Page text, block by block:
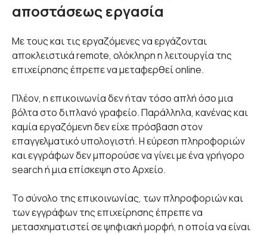
αποστάσεως εργασία
Με τους και τις εργαζόμενες να εργάζονται
αποκλειστικά remote, ολόκληρη η λειτουργία της
επιχείρησης έπρεπε να μεταφερθεί online.
Πλέον, η επικοινωνία δεν ήταν τόσο απλή όσο μια
βόλτα στο διπλανό γραφείο. Παράλληλα, κανένας και
καμία εργαζόμενη δεν είχε πρόσβαση στον
επαγγελματικό υπολογιστή. Η εύρεση πληροφοριών
και εγγράφων δεν μπορούσε να γίνει με ένα γρήγορο
search ή μια επίσκεψη στο Αρχείο.
Το σύνολο της επικοινωνίας, των πληροφοριών και
των εγγράφων της επιχείρησης έπρεπε να
μετασχηματιστεί σε ψηφιακή μορφή, η οποία να είναι